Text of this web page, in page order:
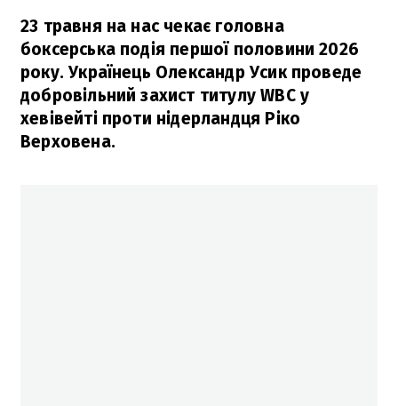
23 травня на нас чекає головна
боксерська подія першої половини 2026
року. Українець Олександр Усик проведе
добровільний захист титулу WBC у
хевівейті проти нідерландця Ріко
Верховена.